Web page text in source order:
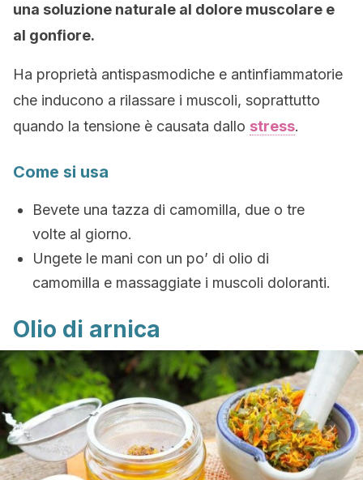
una soluzione naturale al dolore muscolare e
al gonfiore.
Ha proprietà antispasmodiche e antinfiammatorie
che inducono a rilassare i muscoli, soprattutto
quando la tensione è causata dallo stress.
Come si usa
Bevete una tazza di camomilla, due o tre
volte al giorno.
Ungete le mani con un po’ di olio di
camomilla e massaggiate i muscoli doloranti.
Olio di arnica